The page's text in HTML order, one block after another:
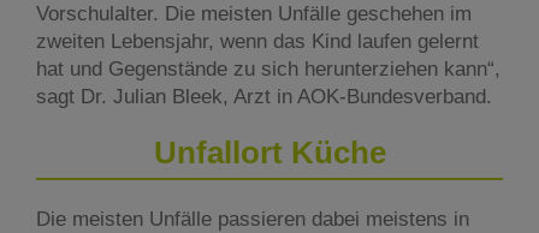
Vorschulalter. Die meisten Unfälle geschehen im
zweiten Lebensjahr, wenn das Kind laufen gelernt
hat und Gegenstände zu sich herunterziehen kann“,
sagt Dr. Julian Bleek, Arzt in AOK-Bundesverband.
Unfallort Küche
Die meisten Unfälle passieren dabei meistens in